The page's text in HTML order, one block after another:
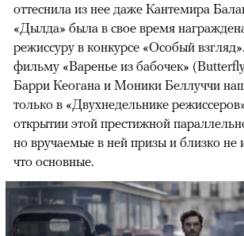
оттеснила из нее даже Кантемира
«Дылда» была в свое время
режиссуру в конкурсе «Особый
фильму «Варенье из бабочек»
Барри Кеогана и Моники Беллуччи
только в «Двухнедельнике
открытии этой престижной
но вручаемые в ней призы и близко не
что основные.